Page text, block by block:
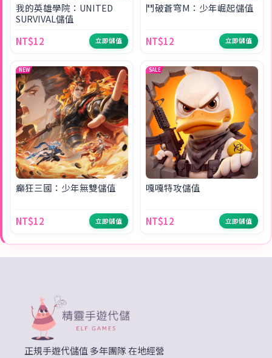
我的英雄學院：UNITED
SURVIVAL儲值
NT$12
立即儲值
鬥破蒼穹M：少年崛起儲值
NT$12 立即儲值
NEW
癲狂三國：少年無雙儲值
NT$12 立即儲值
SALE
嘎嘎特攻儲值
NT$12 立即儲值
正規手遊代儲值 多年團隊 在地經營